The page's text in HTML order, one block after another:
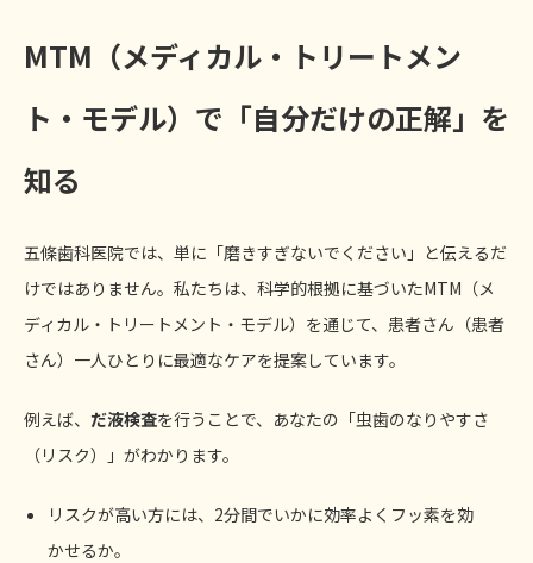
MTM （メディカル・トリートメン
ト・モデル）で「自分だけの正解」を
知る
五條歯科医院では、単に「磨きすぎないでください」と伝えるだ
けではありません。私たちは、科学的根拠に基づいたMTM（メ
ディカル・トリートメント・モデル）を通じて、患者さん（患者
さん）一人ひとりに最適なケアを提案しています。
例えば、 だ液検査を行うことで、あなたの「虫歯のなりやすさ
（リスク）」がわかります。
リスクが高い方には、2分間でいかに効率よくフッ素を効
かせるか。